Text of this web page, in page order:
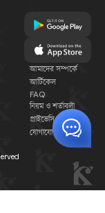
আমাদের সম্পর্কে
আর্টিকেল
FAQ
নিয়ম ও শর্তাবলী
প্রাইভেসি পলিসি
যোগাযোগ